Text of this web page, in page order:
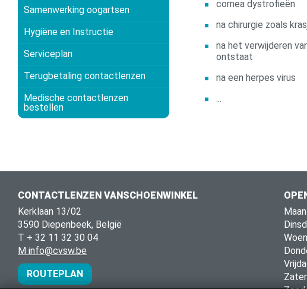
Samenwerking oogartsen
Hygiëne en Instructie
Serviceplan
Terugbetaling contactlenzen
Medische contactlenzen
bestellen
cornea dystrofieën
na chirurgie zoals
na het verwijderen
ontstaat
na een herpes virus
...
CONTACTLENZEN VANSCHOENWINKEL
Kerklaan 13/02
3590 Diepenbeek, België
T + 32 11 32 30 04
M info@cvsw.be
ROUTEPLAN